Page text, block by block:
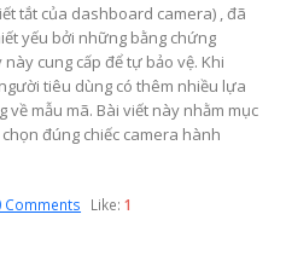
tắt của dashboard camera) , đã
yếu bởi những bằng chứng
cung cấp để tự bảo vệ. Khi
tiêu dùng có thêm nhiều lựa
mẫu mã. Bài viết này nhằm mục
đúng chiếc camera hành
Comments Like:1